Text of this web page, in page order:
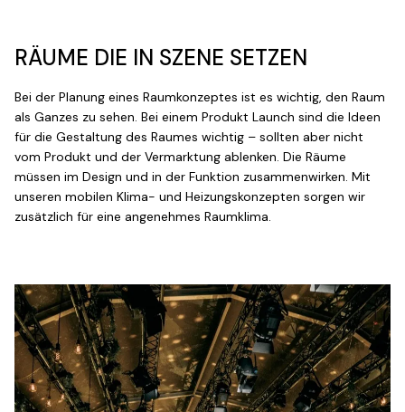
RÄUME DIE IN SZENE SETZEN
Bei der Planung eines Raumkonzeptes ist es wichtig, den Raum
als Ganzes zu sehen. Bei einem Produkt Launch sind die Ideen
für die Gestaltung des Raumes wichtig – sollten aber nicht
vom Produkt und der Vermarktung ablenken. Die Räume
müssen im Design und in der Funktion zusammenwirken. Mit
unseren mobilen Klima- und Heizungskonzepten sorgen wir
zusätzlich für eine angenehmes Raumklima.